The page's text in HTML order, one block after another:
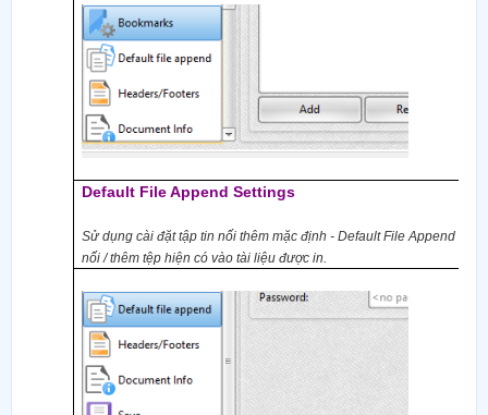
Default File Append Settings
Sử dụng cài đặttập tin nối thêm mặc định - Default File Append
nối / thêm tệp hiện có vào tài liệu được in.